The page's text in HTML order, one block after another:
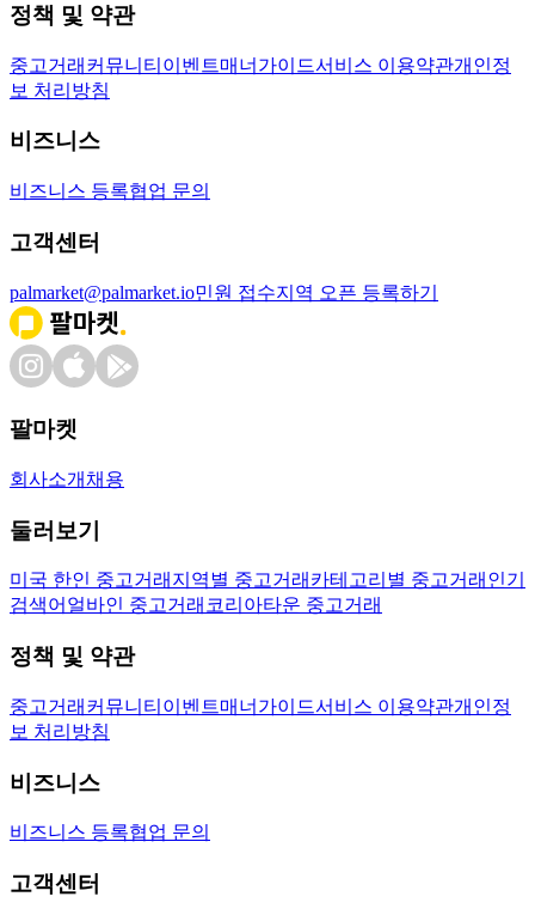
정책 및 약관
중고거래 커뮤니티 이벤트매너가이드서비스 이용약관개인정
보 처리방침
비즈니스
비즈니스 등록협업 문의
고객센터
palmarket@palmarket.io민원 접수지역 오픈 등록하기
팔마켓
회사소개 채용
둘러보기
미국 한인 중고거래 지역별 중고거래 카테고리별 중고거래 인기
검색어 얼바인 중고거래 코리아타운 중고거래
정책 및 약관
중고거래 커뮤니티 이벤트매너가이드서비스 이용약관개인정
보 처리방침
비즈니스
비즈니스 등록협업 문의
고객센터